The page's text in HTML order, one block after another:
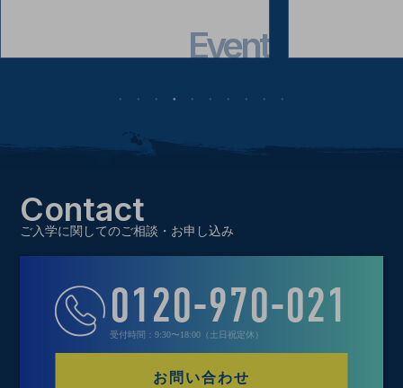
Event
Contact
ご入学に関してのご相談・お申し込み
0120-970-021
受付時間：9:30〜18:00（土日祝定休）
お問い合わせ